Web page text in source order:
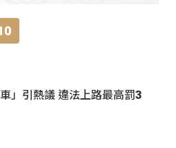
」引熱議 違法上路最高罰3